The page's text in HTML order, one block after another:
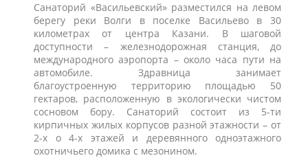
Санаторий «Васильевский» разместился на левом
берегу реки Волги в поселке Васильево в 30
километрах от центра Казани. В шаговой
доступности – железнодорожная станция, до
международного аэропорта – около часа пути на
автомобиле. Здравница занимает
благоустроенную территорию площадью 50
гектаров, расположенную в экологически чистом
сосновом бору. Санаторий состоит из 5-ти
кирпичных жилых корпусов разной этажности – от
2-х о 4-х этажей и деревянного одноэтажного
охотничьего домика с мезонином.